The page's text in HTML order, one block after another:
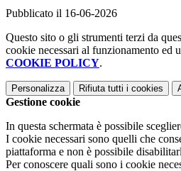
Pubblicato il 16-06-2026
Questo sito o gli strumenti terzi da
cookie necessari al funzionamento ed
COOKIE POLICY.
Personalizza Rifiuta tutti i cookies
Gestione cookie
In questa schermata è possibile
I cookie necessari sono quelli che
piattaforma e non è possibile
Per conoscere quali sono i cookie